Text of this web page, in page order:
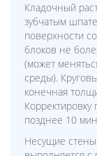
Кладочный
зубчатым
поверхности
блоков не
(может
среды).
конечная
позднее 10
Несущие стены